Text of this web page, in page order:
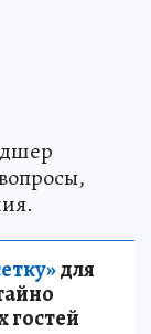
для
гостей